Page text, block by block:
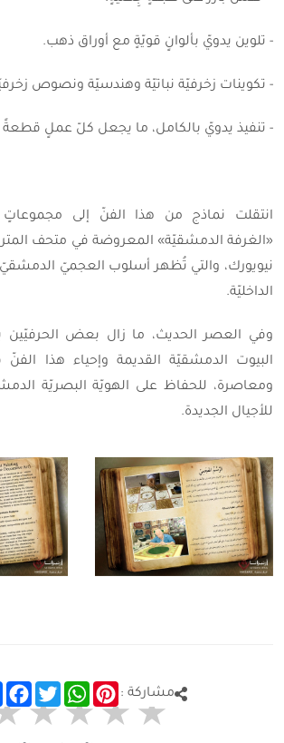
- تلوين يدويّ بألوانٍ قويّةٍ مع أوراق ذهب.
- تكوينات زخرفيّة نباتيّة وهندسيّة ونصوص
- تنفيذ يدويّ بالكامل، ما يجعل كلّ عملٍ قطعةً
انتقلت نماذج من هذا الفنّ إلى مجموعاتٍ
«الغرفة الدمشقيّة» المعروضة في متحف
نيويورك، والتي تُظهر أسلوب العجميّ
الداخليّة.
وفي العصر الحديث، ما زال بعض الحرفيّين
البيوت الدمشقيّة القديمة وإحياء هذا
ومعاصرة، للحفاظ على الهويّة البصريّة
للأجيال الجديدة.
مشاركة : Twitter
WhatsAppPinterest